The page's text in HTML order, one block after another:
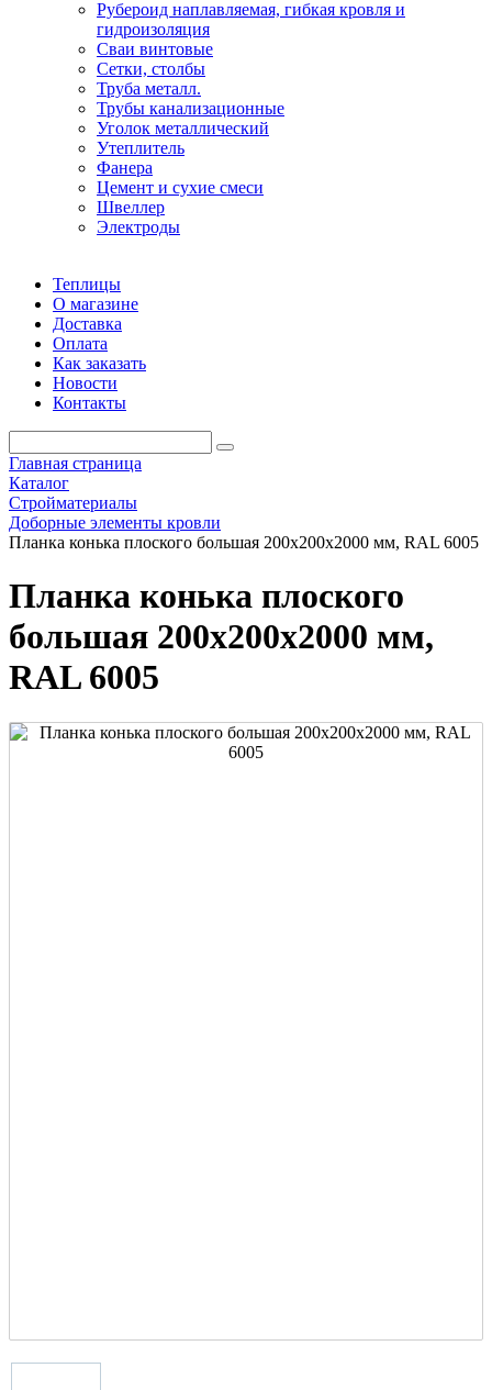
Рубероид наплавляемая, гибкая кровля и
гидроизоляция
Сваи винтовые
Сетки, столбы
Труба металл.
Трубы канализационные
Уголок металлический
Утеплитель
Фанера
Цемент и сухие смеси
Швеллер
Электроды
Теплицы
О магазине
Доставка
Оплата
Как заказать
Новости
Контакты
Главная страница
Каталог
Стройматериалы
Доборные элементы кровли
Планка конька плоского большая 200х200х2000 мм, RAL 6005
Планка конька плоского
большая 200х200х2000 мм,
RAL 6005